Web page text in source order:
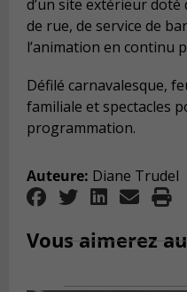
d’un site extérieur doté
de rue, de service de
l’animation en continu
Défilé carnavalesque,
familiale et spectacles
programmation.
Auteure: Diane Trudel
Vous aimerez